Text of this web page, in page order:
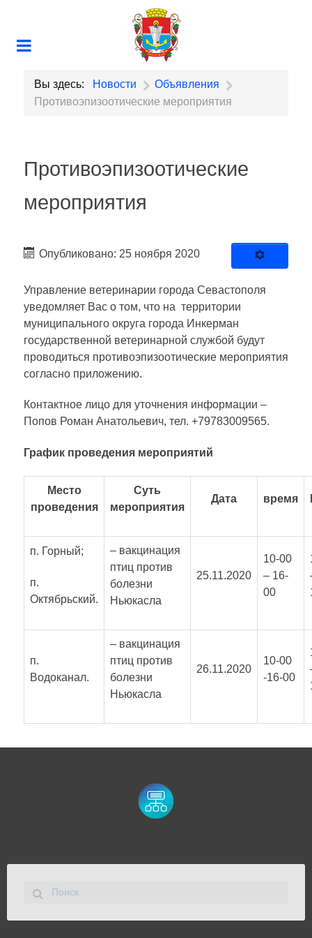
Вы здесь: Новости
Объявления
Противоэпизоотические мероприятия
Противоэпизоотические
мероприятия
Опубликовано: 25 ноября 2020
Управление ветеринарии города Севастополя
уведомляет Вас о том, что на территории
муниципального округа города Инкерман
государственной ветеринарной службой будут
проводиться противоэпизоотические мероприятия
согласно приложению.
Контактное лицо для уточнения информации –
Попов Роман Анатольевич, тел. +79783009565.
График проведения мероприятий
Место
проведения
Суть
мероприятия
Дата время
п. Горный;
п.
Октябрьский.
– вакцинация
птиц против
болезни
Ньюкасла
25.11.2020
10-00
– 16-
00
п.
Водоканал.
– вакцинация
птиц против
болезни
Ньюкасла
26.11.2020
10-00
-16-00